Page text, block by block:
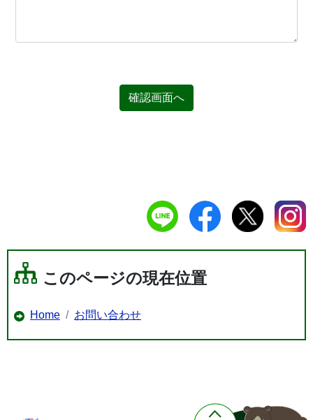
確認画面へ
このページの現在位置
Home お問い合わせ